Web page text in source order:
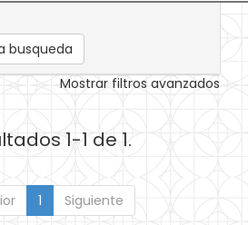
busqueda
Mostrar filtros avanzados
1-1 de 1.
1 Siguiente